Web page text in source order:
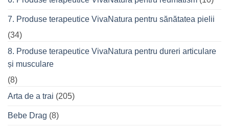
7. Produse terapeutice VivaNatura pentru sănătatea pielii
(34)
8. Produse terapeutice VivaNatura pentru dureri articulare
și musculare
(8)
Arta de a trai (205)
Bebe Drag (8)